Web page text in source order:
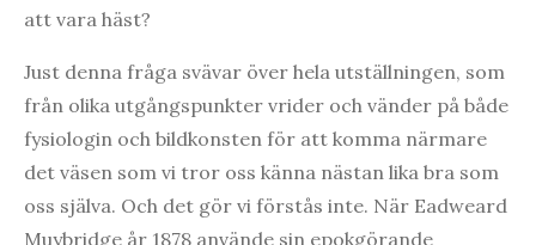
att vara häst?
Just denna fråga svävar över hela utställningen, som
från olika utgångspunkter vrider och vänder på både
fysiologin och bildkonsten för att komma närmare
det väsen som vi tror oss känna nästan lika bra som
oss själva. Och det gör vi förstås inte. När Eadweard
Muybridge år 1878 använde sin epokgörande